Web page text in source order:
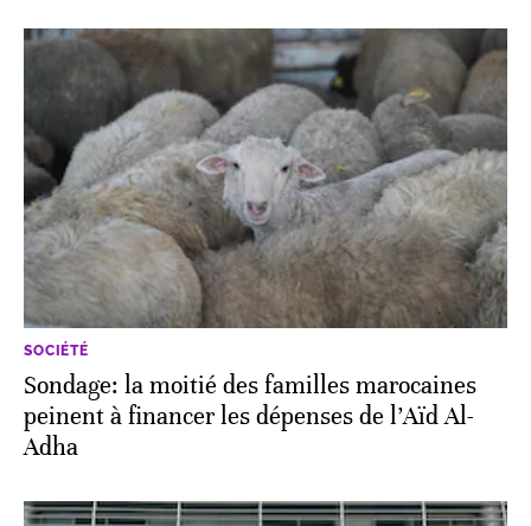
SOCIÉTÉ
Sondage: la moitié des familles marocaines
peinent à financer les dépenses de l’Aïd Al-
Adha